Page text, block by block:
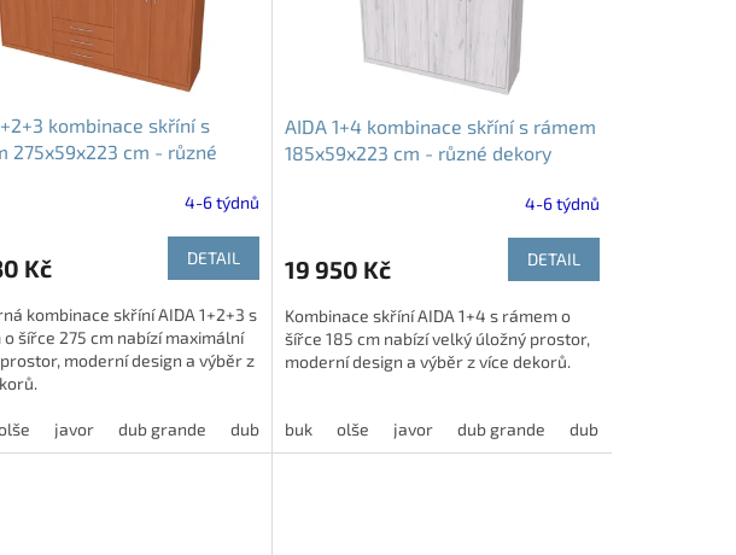
modřín latté jasan šedý dub bělený akácie skořice dub kansas dub natur
kombinace skříní s
275x59x223 cm - různé
4-6 týdnů
Kč DETAIL
kombinace skříní AIDA 1+2+3 s
šířce 275 cm nabízí maximální
moderní design a výběr z
javor dub grande dub harmony modřín latté jasan šedý dub bělený
AIDA 1+4 kombinace skříní s rámem
185x59x223 cm - různé dekory
4-6 týdnů
19 950 Kč DETAIL
Kombinace skříní AIDA 1+4 s rámem o
šířce 185 cm nabízí velký úložný prostor,
moderní design a výběr z více dekorů.
buk olše javor dub grande dub harmony